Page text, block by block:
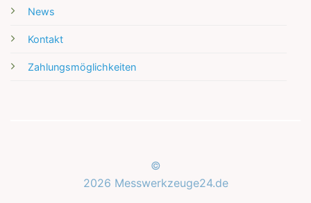
News
Kontakt
Zahlungsmöglichkeiten
©
2026 Messwerkzeuge24.de